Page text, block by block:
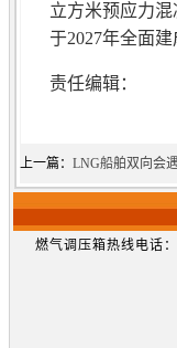
立方米预应力
于2027年全面
责任
上一篇： LNG船舶双向会
燃气调压箱热线电话